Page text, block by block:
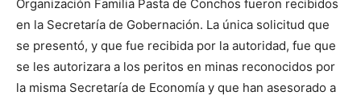
Organización Familia Pasta de Conchos fueron recibidos
en la Secretaría de Gobernación. La única solicitud que
se presentó, y que fue recibida por la autoridad, fue que
se les autorizara a los peritos en minas reconocidos por
la misma Secretaría de Economía y que han asesorado a